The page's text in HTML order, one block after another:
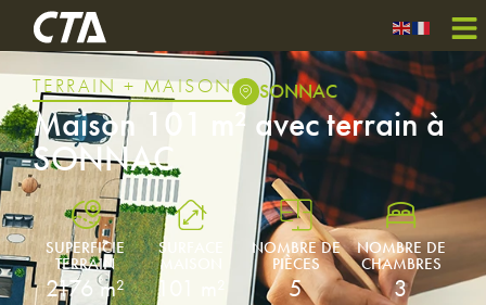
TERRAIN + MAISON SONNAC
Maison 101 m² avec terrain à
SONNAC
SUPERFICIE
TERRAIN
2176 m²
SURFACE
MAISON
101 m²
NOMBRE DE
PIÈCES
5
NOMBRE DE
CHAMBRES
3